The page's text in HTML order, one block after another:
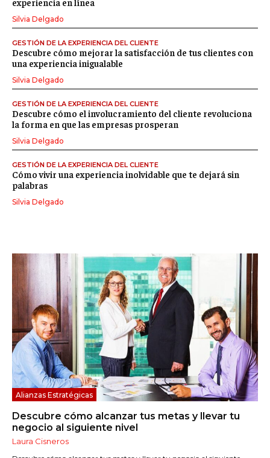
Alianzas Estratégicas
Descubre cómo alcanzar tus metas y llevar tu
negocio al siguiente nivel
Laura Cisneros
Silvia Delgado
GESTIÓN DE LA EXPERIENCIA DEL CLIENTE
Descubre cómo mejorar la satisfacción de tus clientes con
una experiencia inigualable
Silvia Delgado
GESTIÓN DE LA EXPERIENCIA DEL CLIENTE
Descubre cómo el involucramiento del cliente revoluciona
la forma en que las empresas prosperan
Silvia Delgado
GESTIÓN DE LA EXPERIENCIA DEL CLIENTE
Cómo vivir una experiencia inolvidable que te dejará sin
palabras
Silvia Delgado